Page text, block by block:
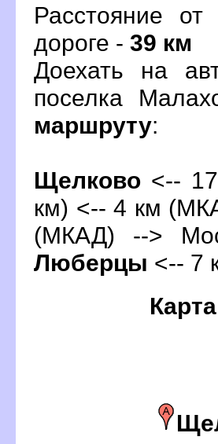
Расстояние
дороге - 39 км
Доехать на
поселка
маршруту:
Щелково <--
км) <-- 4 км
(МКАД) -->
Люберцы <-- 7